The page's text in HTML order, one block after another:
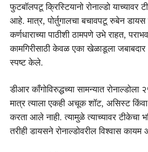
फुटबॉलपटू क्रिस्टियानो रोनाल्डो याच्यावर
आहे. मात्र, पोर्तुगालचा बचावपटू रुबेन
कर्णधाराच्या पाठीशी ठामपणे उभे राहत,
कामगिरीसाठी केवळ एका खेळाडूला
स्पष्ट केले.
डीआर काँगोविरुद्धच्या सामन्यात रोनाल्डोला
मात्र त्याला एकही अचूक शॉट, असिस्ट किंवा
करता आले नाही. त्यामुळे त्याच्यावर टीकेचा
तरीही डायसने रोनाल्डोवरील विश्वास